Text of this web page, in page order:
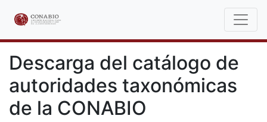
Descarga del catálogo de
autoridades taxonómicas
de la CONABIO